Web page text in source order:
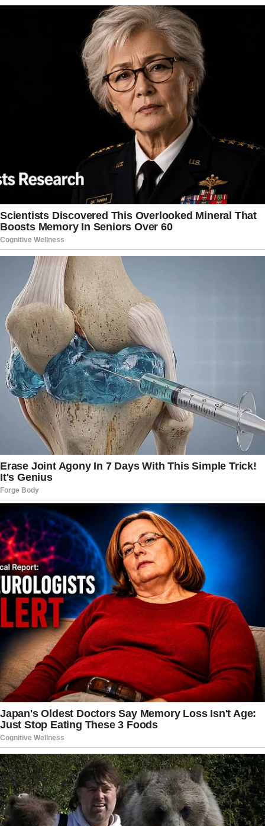
no país, integrantes do Supremo precisaram se
posicionar em defesa das instituições
democráticas, o que, segundo ele, diferencia o
contexto brasileiro de outras democracias
Ao comentar a percepção pública sobre o STF,
Gilmar reconheceu que existe um desgaste na
imagem da Corte, mas afirmou acreditar que
parte disso decorre da forma como
determinados episódios foram apresentados à
população. Segundo ele, houve uma
transferência de responsabilidade para o tribunal
em situações que envolveriam uma crise mais
ampla no sistema financeiro e regulatório. O
ministro citou ainda que o Banco Master operava
em um ambiente supervisionado por diferentes
órgãos e lembrou que a comercialização de
títulos financeiros ocorreu no mercado privado,
envolvendo diversas instituições financeiras do
país.
As declarações também alcançaram temas
políticos. Gilmar Mendes comentou a recente
rejeição do nome de Jorge Messias para uma
vaga no STF e avaliou que a situação teria sido
consequência de dificuldades de articulação
política do governo federal no Congresso
Nacional. Segundo ele, o atual cenário político
brasileiro exige negociações constantes para
garantir maioria parlamentar, algo que considera
mais complexo do que em governos anteriores.
O magistrado também afirmou que o ambiente
de polarização política tende a elevar as tensões
entre instituições, especialmente em períodos
pré-eleitorais, o que contribui para ampliar a
repercussão de temas sensíveis ligados ao
Judiciário.
Enquanto o caso Banco Master segue
produzindo novos capítulos, as declarações de
Gilmar Mendes adicionam mais um elemento ao
debate nacional sobre transparência,
fiscalização financeira e atuação das instituições